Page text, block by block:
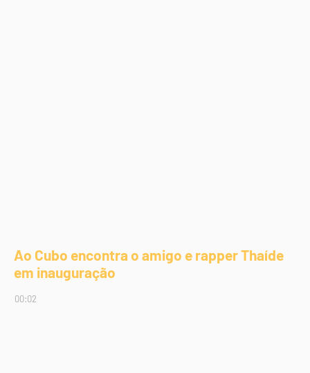
Ao Cubo encontra o amigo e rapper Thaíde
em inauguração
00:02